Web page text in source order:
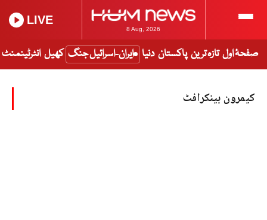
8 Aug, 2026
LIVE
صفحۂ اول تازہ ترین پاکستان دنیا ایران-اسرائیل جنگ کھیل انٹرٹینمنٹ
کیمرون بینکرافٹ